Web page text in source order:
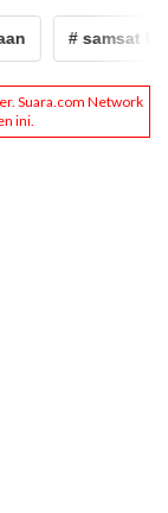
# samsat